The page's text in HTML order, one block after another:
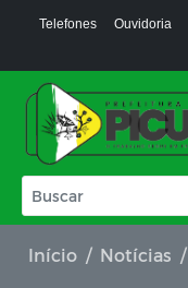
Telefones Ouvidoria
Início Notícias